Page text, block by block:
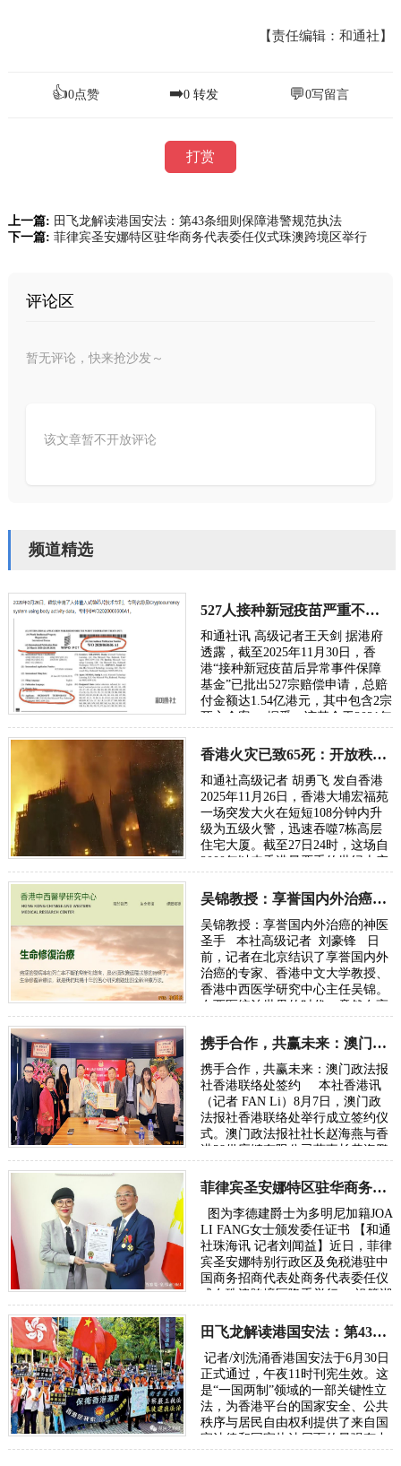
【责任编辑：和通社】
👍0点赞 ➡️0 转发 💬0写留言
打赏
上一篇: 田飞龙解读港国安法：第43条细则保障港警规范执法
下一篇: 菲律宾圣安娜特区驻华商务代表委任仪式珠澳跨境区举行
评论区
暂无评论，快来抢沙发～
该文章暂不开放评论
频道精选
527人接种新冠疫苗严重不良反应获赔1.54亿港元
和通社讯 高级记者王天剑 据港府
透露，截至2025年11月30日，香
港“接种新冠疫苗后异常事件保障
基金”已批出527宗赔偿申请，总赔
付金额达1.54亿港元，其中包含2宗
死亡个案。 据悉，该基金于2021年
设立，实行“无过错补偿”机制，只
要经专家…
香港火灾已致65死：开放秩序下城市臃肿的安全隐患警示
和通社高级记者 胡勇飞 发自香港
2025年11月26日，香港大埔宏福苑
一场突发大火在短短108分钟内升
级为五级火警，迅速吞噬7栋高层
住宅大厦。截至27日24时，这场自
2000年以来香港最严重的世纪火灾
已造成65人遇难（含一名殉职消防
员）、70…
吴锦教授：享誉国内外治癌的神医圣手
吴锦教授：享誉国内外治癌的神医
圣手 本社高级记者 刘豪锋 日
前，记者在北京结识了享誉国内外
治癌的专家、香港中文大学教授、
香港中西医学研究中心主任吴锦。
在西医统治世界的时代，竟然在高
端人群还有人推崇中医…
携手合作，共赢未来：澳门政法报社香港联络处签约
携手合作，共赢未来：澳门政法报
社香港联络处签约 本社香港讯
（记者 FAN Li）8月7日，澳门政
法报社香港联络处举行成立签约仪
式。澳门政法报社社长赵海燕与香
港38供应链有限公司董事长黄海鹏
在合作协议上签字，标志着…
菲律宾圣安娜特区驻华商务代表委任仪式珠澳跨境区举行
图为李德建爵士为多明尼加籍JOA
LI FANG女士颁发委任证书 【和通
社珠海讯 记者刘闻益】近日，菲律
宾圣安娜特别行政区及免税港驻中
国商务招商代表处商务代表委任仪
式在珠澳跨境区隆重举行。 祖籍湖
南株洲的澳门李德建爵士代表菲…
田飞龙解读港国安法：第43条细则保障港警规范执法
记者/刘洗涌香港国安法于6月30日
正式通过，午夜11时刊宪生效。这
是“一国两制”领域的一部关键性立
法，为香港平台的国家安全、公共
秩序与居民自由权利提供了来自国
家法律和国家执法层面的最强有力
的保护。近日，就香港国安法实…